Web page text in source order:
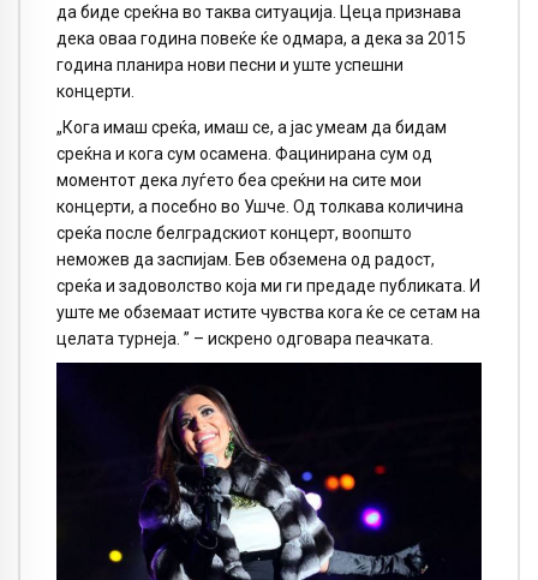
да биде среќна во таква ситуација. Цеца признава
дека оваа година повеќе ќе одмара, а дека за 2015
година планира нови песни и уште успешни
концерти.
„Кога имаш среќа, имаш се, а јас умеам да бидам
среќна и кога сум осамена. Фацинирана сум од
моментот дека луѓето беа среќни на сите мои
концерти, а посебно во Ушче. Од толкава количина
среќа после белградскиот концерт, воопшто
неможев да заспијам. Бев обземена од радост,
среќа и задоволство која ми ги предаде публиката. И
уште ме обземаат истите чувства кога ќе се сетам на
целата турнеја. ” – искрено одговара пеачката.